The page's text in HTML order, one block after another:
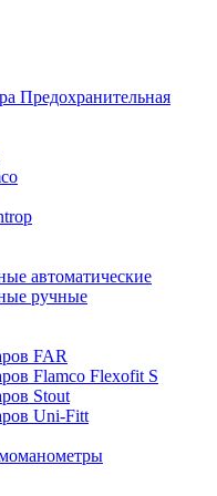
Предохранительная
автоматические
ручные
FAR
Flamco Flexofit S
Stout
Uni-Fitt